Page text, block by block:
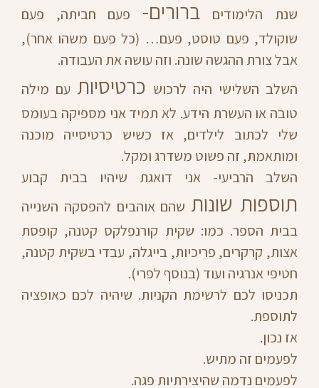
שנת הלימודים ברורים- פעם חביתה, פעם
שוקולד, פעם טוסט, פעם… (כל פעם משהו אחר),
אבל צורת ההגשה שונה. וזה עושה את העבודה.
השלב השלישי היה לרכוש כרטיסיות עם מילה
טובה או העשרת הידע. לא תמיד אני מספיקה בעומס
שלי לכתוב לילדים, אז כשיש כרטיסייה מוכנה
ומותאמת, זה פשוט משדרג ומקל.
השלב הרביעי- אני דואגת שיהיו בבית קבוע
תוספות שונות שהם אוהבים להפסקה השנייה
בבית הספר. כמו: שקית קורנפלקס קטנה, קופסת
אצות, קרקרים, פריכיות, בייגלה, עבדי בשקית קטנה,
חטיפי אנרגיה ועוד (בנוסף לפרי).
תכניסו לכם לרשימת הקניות. שיהיה לכם כאופציה
לתוספת.
אז נכון.
לפעמים זה מתיש.
לפעמים נדמה שהיצירתיות פגה.